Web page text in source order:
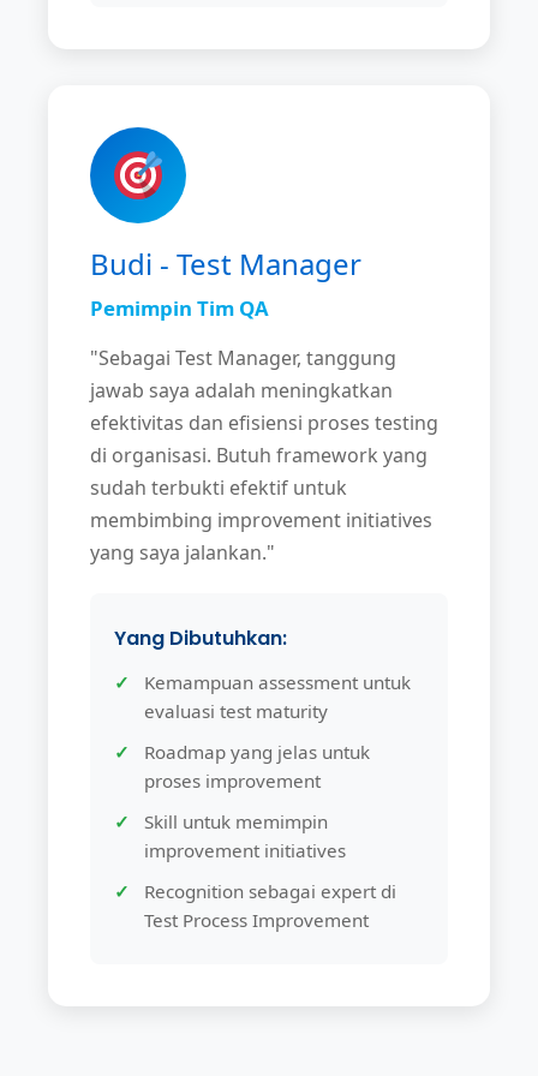
Budi - Test Manager
Pemimpin Tim QA
"Sebagai Test Manager, tanggung
jawab saya adalah meningkatkan
efektivitas dan efisiensi proses testing
di organisasi. Butuh framework yang
sudah terbukti efektif untuk
membimbing improvement initiatives
yang saya jalankan."
Yang Dibutuhkan:
Kemampuan assessment untuk
evaluasi test maturity
Roadmap yang jelas untuk
proses improvement
Skill untuk memimpin
improvement initiatives
Recognition sebagai expert di
Test Process Improvement